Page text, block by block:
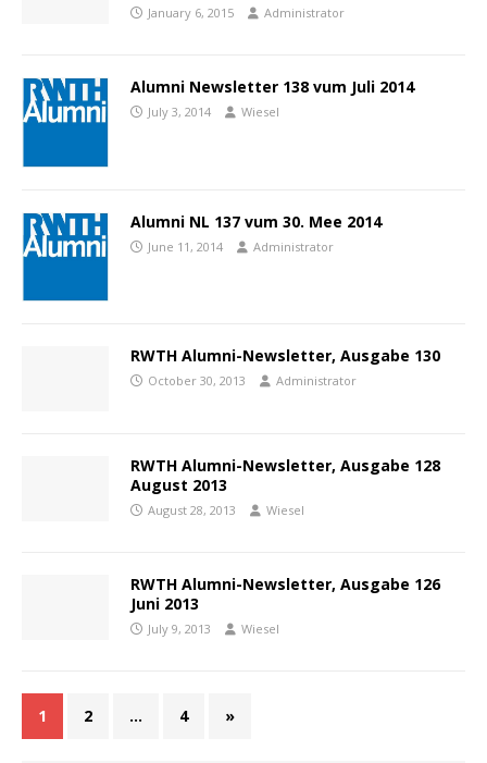
January 6, 2015 Administrator
Alumni Newsletter 138 vum Juli 2014
July 3, 2014 Wiesel
Alumni NL 137 vum 30. Mee 2014
June 11, 2014 Administrator
RWTH Alumni-Newsletter, Ausgabe 130
October 30, 2013 Administrator
RWTH Alumni-Newsletter, Ausgabe 128
August 2013
August 28, 2013 Wiesel
RWTH Alumni-Newsletter, Ausgabe 126
Juni 2013
July 9, 2013 Wiesel
1 2 … 4 »